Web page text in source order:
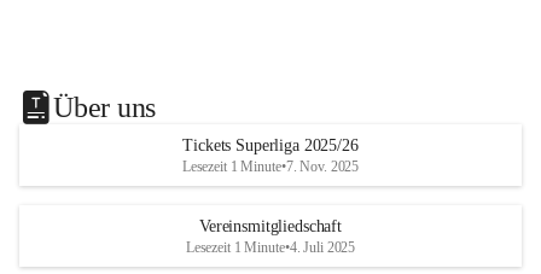
Über uns
Tickets Superliga 2025/26
Lesezeit 1 Minute•7. Nov. 2025
Vereinsmitgliedschaft
Lesezeit 1 Minute•4. Juli 2025